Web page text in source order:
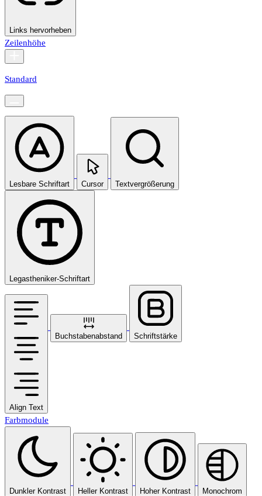
Links hervorheben
Zeilenhöhe
Standard
Lesbare Schriftart Cursor Textvergrößerung
Legastheniker-Schriftart
Align Text
Buchstabenabstand Schriftstärke
Farbmodule
Dunkler Kontrast Heller Kontrast Hoher Kontrast Monochrom